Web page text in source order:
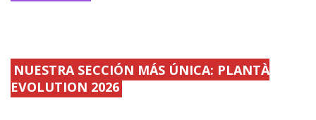
NUESTRA SECCIÓN MÁS ÚNICA: PLANTÀ
EVOLUTION 2026